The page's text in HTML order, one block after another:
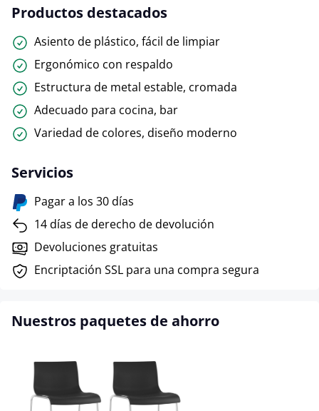
Productos destacados
Asiento de plástico, fácil de limpiar
Ergonómico con respaldo
Estructura de metal estable, cromada
Adecuado para cocina, bar
Variedad de colores, diseño moderno
Servicios
Pagar a los 30 días
14 días de derecho de devolución
Devoluciones gratuitas
Encriptación SSL para una compra segura
Nuestros paquetes de ahorro